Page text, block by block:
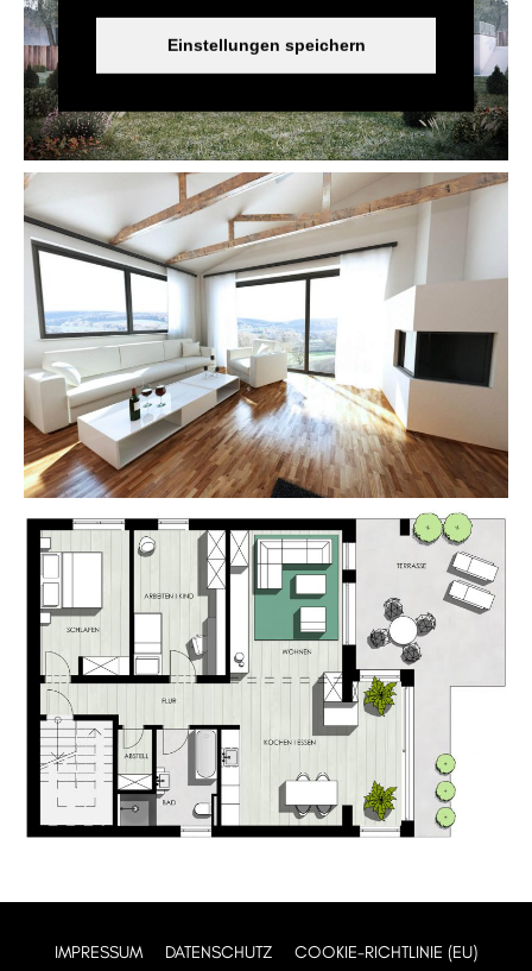
Einstellungen speichern
IMPRESSUM DATENSCHUTZ COOKIE-RICHTLINIE (EU)